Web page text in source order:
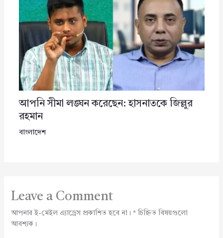
আপনি সীমা লঙ্ঘন করেছেন: হাসনাতকে জিল্লুর
রহমান
বাংলাদেশ
Leave a Comment
আপনার ই-মেইল এ্যাড্রেস প্রকাশিত হবে না। *চিহ্নিত বিষয়গুলো
আবশ্যক।